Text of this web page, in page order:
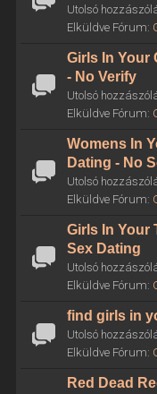
Utolsó
Elküldve Fórum:
Girls In Your
- No Verify
Utolsó
Elküldve Fórum:
Womens In
Dating - No
Utolsó
Elküldve Fórum:
Girls In Your
Sex Dating
Utolsó
Elküldve Fórum:
find girls in
Utolsó
Elküldve Fórum:
Red Dead